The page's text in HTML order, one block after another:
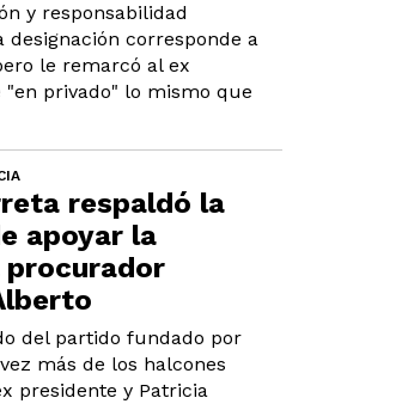
y responsabilidad
corresponde a
le remarcó al ex
privado" lo mismo que
respaldó la
apoyar la
procurador
del partido fundado por
más de los halcones
presidente y Patricia